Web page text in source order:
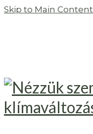
Skip to Main Content